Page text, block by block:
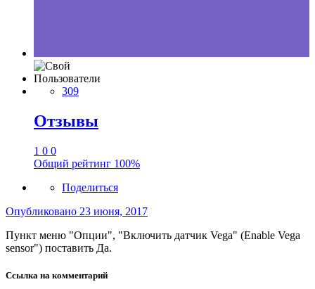
Пользователи
309
Отзывы
1 0 0
Общий рейтинг 100%
Поделиться
Опубликовано 23 июня, 2017
Пункт меню "Опции", "Включить датчик Vega" (Enable Vega
sensor") поставить Да.
Ссылка на комментарий